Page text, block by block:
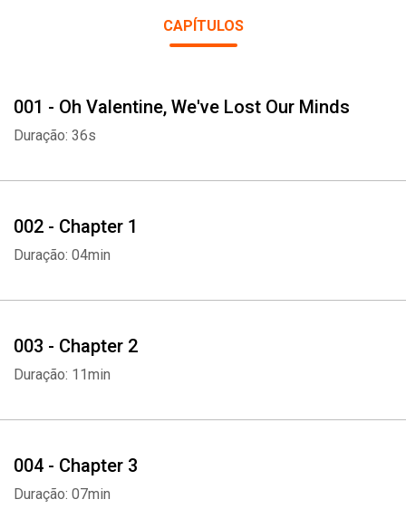
CAPÍTULOS
001 - Oh Valentine, We've Lost Our Minds
Duração: 36s
002 - Chapter 1
Duração: 04min
003 - Chapter 2
Duração: 11min
004 - Chapter 3
Duração: 07min